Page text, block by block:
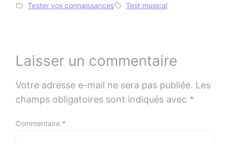
Tester vos connaissances
Test musical
Laisser un commentaire
Votre adresse e-mail ne sera pas publiée. Les
champs obligatoires sont indiqués avec *
Commentaire *